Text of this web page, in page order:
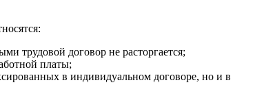
трудовой договор не расторгается;
платы;
в индивидуальном договоре, но и в